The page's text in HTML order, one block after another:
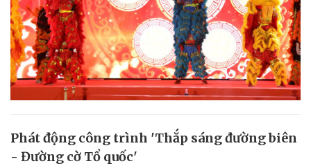
Phát động công trình 'Thắp sáng đường biên
- Đường cờ Tổ quốc'